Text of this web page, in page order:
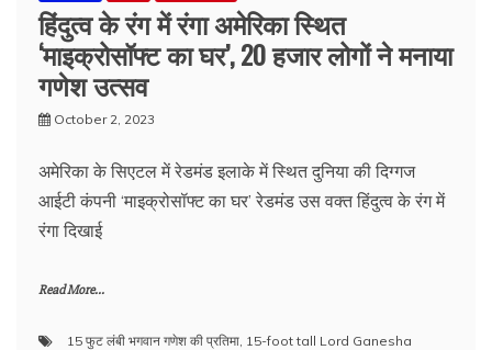
हिंदुत्व के रंग में रंगा अमेरिका स्थित
‘माइक्रोसॉफ्ट का घर’, 20 हजार लोगों ने मनाया
गणेश उत्सव
October 2, 2023
अमेरिका के सिएटल में रेडमंड इलाके में स्थित दुनिया की दिग्गज
आईटी कंपनी ‘माइक्रोसॉफ्ट का घर’ रेडमंड उस वक्त हिंदुत्व के रंग में
रंगा दिखाई
Read More...
15 फुट लंबी भगवान गणेश की प्रतिमा, 15-foot tall Lord Ganesha